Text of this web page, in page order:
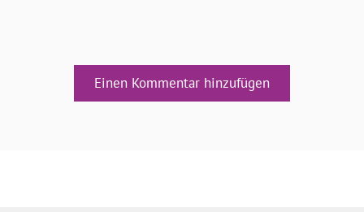
Einen Kommentar hinzufügen